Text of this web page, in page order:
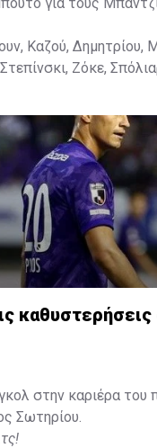
Καζού, Δημητρίου,
Ζόκε,
καθυστερήσεις
στην καριέρα του
Σωτηρίου.